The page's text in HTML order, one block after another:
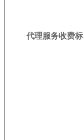
代理服务收费